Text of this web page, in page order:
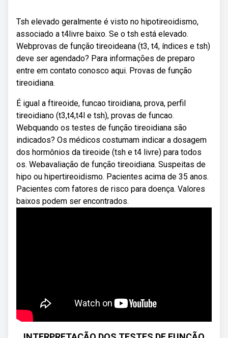
Tsh elevado geralmente é visto no hipotireoidismo,
associado a t4livre baixo. Se o tsh está elevado.
Webprovas de função tireoideana (t3, t4, índices e tsh)
deve ser agendado? Para informações de preparo
entre em contato conosco aqui. Provas de função
tireoidiana.
É igual a ftireoide, funcao tiroidiana, prova, perfil
tireoidiano (t3,t4,t4l e tsh), provas de funcao.
Webquando os testes de função tireoidiana são
indicados? Os médicos costumam indicar a dosagem
dos hormônios da tireoide (tsh e t4 livre) para todos
os. Webavaliação de função tireoidiana. Suspeitas de
hipo ou hipertireoidismo. Pacientes acima de 35 anos.
Pacientes com fatores de risco para doença. Valores
baixos podem ser encontrados.